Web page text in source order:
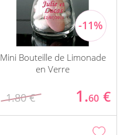
Mini Bouteille de Limonade
en Verre
1.80 € 1.60 €